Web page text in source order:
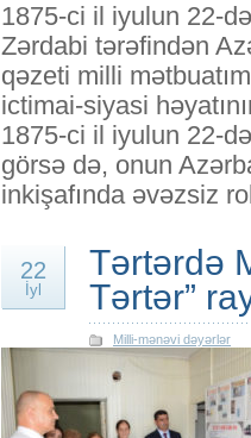
1875-ci il iyulun 22-
Zərdabi tərəfindən
qəzeti milli
ictimai-siyasi
1875-ci il iyulun 22-
görsə də, onun
inkişafında əvəzsiz
22
İyl
Tərtərdə
Tərtər”
Milli-mənəvi dəyərlər